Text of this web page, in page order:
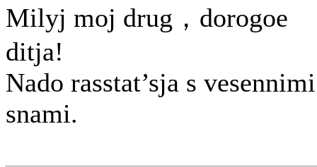
Milyj moj drug，dorogoe
ditja!
Nado rasstat’sja s vesennimi
snami.